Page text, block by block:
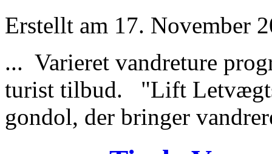
Erstellt am 17. November
... Varieret vandreture
turist tilbud. "Lift
gondol, der bringer